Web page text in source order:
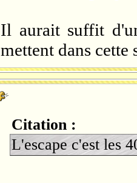
Il aurait suffit
mettent dans cette
Citation :
L'escape c'est les